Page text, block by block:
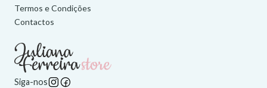
Termos e Condições
Contactos
Siga-nos